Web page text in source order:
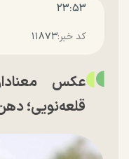
۲۳:۵۳
کد خبر:۱۱۸۷۳
عکس
قلعه‌نویی؛